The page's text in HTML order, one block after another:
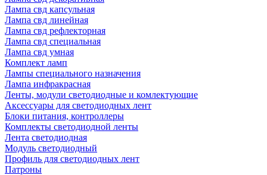
Лампа свд капсульная
Лампа свд линейная
Лампа свд рефлекторная
Лампа свд специальная
Лампа свд умная
Комплект ламп
Лампы специального назначения
Лампа инфракрасная
Ленты, модули светодиодные и комлектующие
Аксессуары для светодиодных лент
Блоки питания, контроллеры
Комплекты светодиодной ленты
Лента светодиодная
Модуль светодиодный
Профиль для светодиодных лент
Патроны